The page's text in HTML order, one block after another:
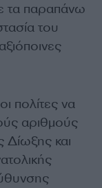
τα παραπάνω
του
πολίτες να
αριθμούς
και